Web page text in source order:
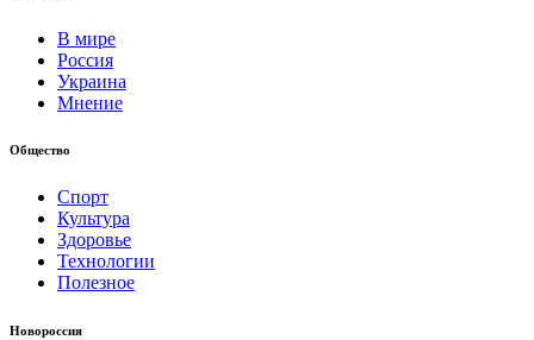
В мире
Россия
Украина
Мнение
Общество
Спорт
Культура
Здоровье
Технологии
Полезное
Новороссия